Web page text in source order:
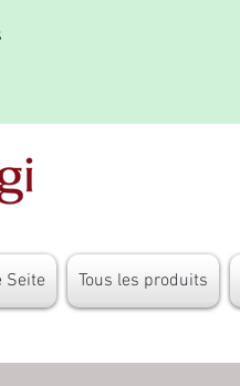
Seite Tous les produits